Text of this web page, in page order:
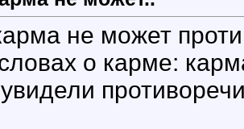
не может
о карме: